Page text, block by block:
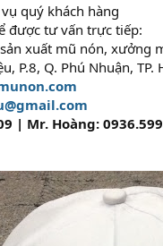
quý khách hàng
được tư vấn trực tiếp:
xuất mũ nón, xưởng
P.8, Q. Phú Nhuận, TP.
| Mr. Hoàng: